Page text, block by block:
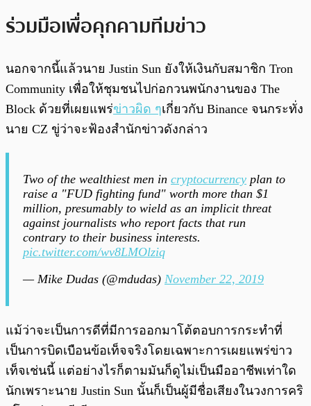
ร่วมมือเพื่อคุกคามทีมข่าว
นอกจากนี้แล้วนาย Justin Sun ยังให้เงินกับสมาชิก Tron
Community เพื่อให้ชุมชนไปก่อกวนพนักงานของ The
Block ด้วยที่เผยแพร่ข่าวผิด ๆเกี่ยวกับ Binance จนกระทั่ง
นาย CZ ขู่ว่าจะฟ้องสำนักข่าวดังกล่าว
Two of the wealthiest men in cryptocurrency plan to
raise a "FUD fighting fund" worth more than $1
million, presumably to wield as an implicit threat
against journalists who report facts that run
contrary to their business interests.
pic.twitter.com/wv8LMOlziq
— Mike Dudas (@mdudas) November 22, 2019
แม้ว่าจะเป็นการดีที่มีการออกมาโต้ตอบการกระทำที่
เป็นการบิดเบือนข้อเท็จจริงโดยเฉพาะการเผยแพร่ข่าว
เท็จเช่นนี้ แต่อย่างไรก็ตามมันก็ดูไม่เป็นมืออาชีพเท่าใด
นักเพราะนาย Justin Sun นั้นก็เป็นผู้มีชื่อเสียงในวงการคริ